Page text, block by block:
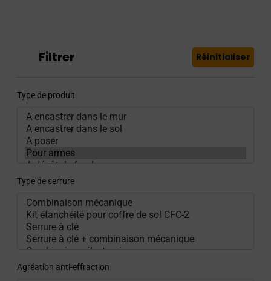
Filtrer Réinitialiser
Type de produit
Type de serrure
Agréation anti-effraction